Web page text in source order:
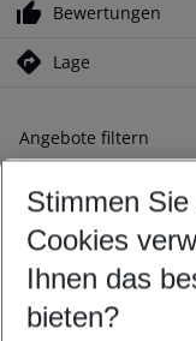
Bewertungen
Lage
Angebote filtern
Ändern Sie Ihre
Abflughafen
Beliebiger
Reisezeitraum
09.08.26–
Stimmen
Cookies
Ihnen das
bieten?